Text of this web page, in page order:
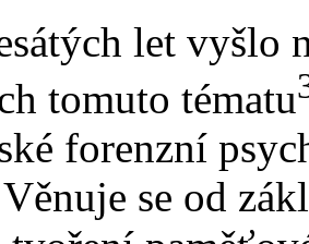
let
tomuto tématu
forenzní
se od